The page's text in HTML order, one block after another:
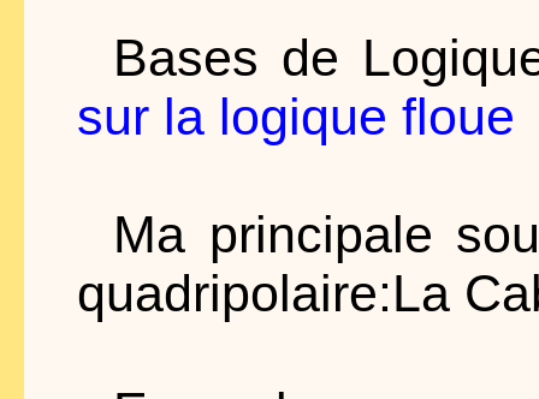
Bases de
sur la logique floue
Ma principale
quadripolaire:La